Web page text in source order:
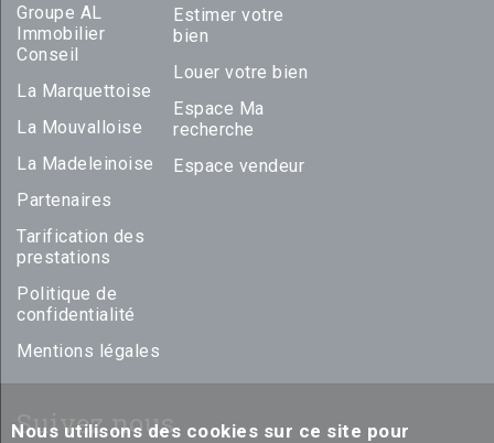
Groupe AL
Immobilier
Conseil
La Marquettoise
La Mouvalloise
La Madeleinoise
Partenaires
Tarification des
prestations
Politique de
confidentialité
Mentions légales
Estimer votre
bien
Louer votre bien
Espace Ma
recherche
Espace vendeur
Suivez nous
Nous utilisons des cookies sur ce site pour